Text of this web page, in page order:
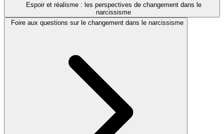
Espoir et réalisme : les perspectives de changement dans le
narcissisme
Foire aux questions sur le changement dans le narcissisme